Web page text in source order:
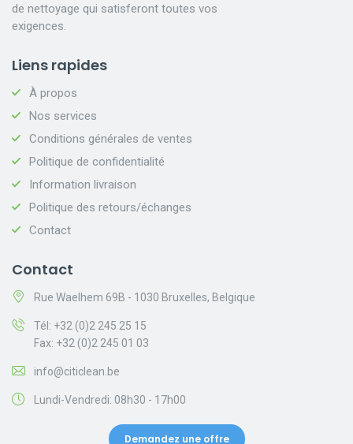
de nettoyage qui satisferont toutes vos
exigences.
Liens rapides
À propos
Nos services
Conditions générales de ventes
Politique de confidentialité
Information livraison
Politique des retours/échanges
Contact
Contact
Rue Waelhem 69B - 1030 Bruxelles, Belgique
Tél: +32 (0)2 245 25 15
Fax: +32 (0)2 245 01 03
info@citiclean.be
Lundi-Vendredi: 08h30 - 17h00
Demandez une offre